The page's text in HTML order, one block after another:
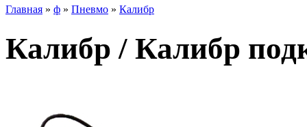
Главная » ф » Пневмо » Калибр
Калибр / Калибр